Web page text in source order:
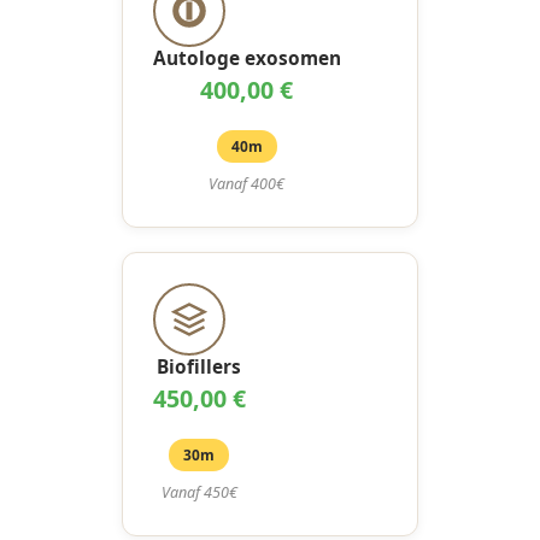
Autologe exosomen
400,00 €
40m
Vanaf 400€
Biofillers
450,00 €
30m
Vanaf 450€